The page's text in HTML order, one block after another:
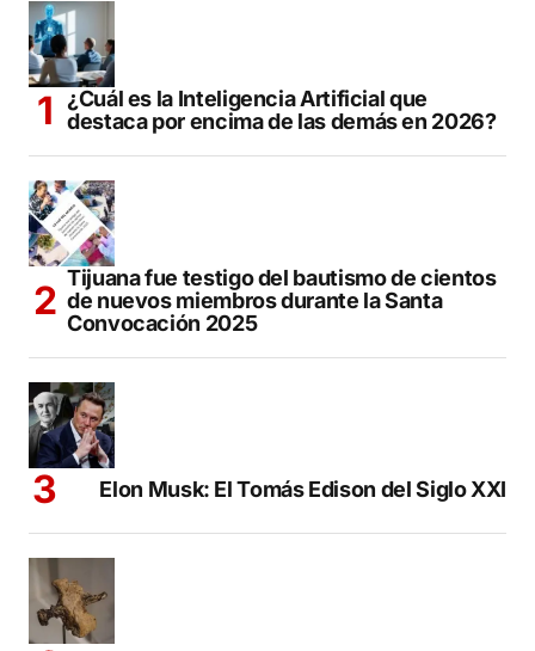
¿Cuál es la Inteligencia Artificial que
destaca por encima de las demás en 2026?
Tijuana fue testigo del bautismo de cientos
de nuevos miembros durante la Santa
Convocación 2025
Elon Musk: El Tomás Edison del Siglo XXI